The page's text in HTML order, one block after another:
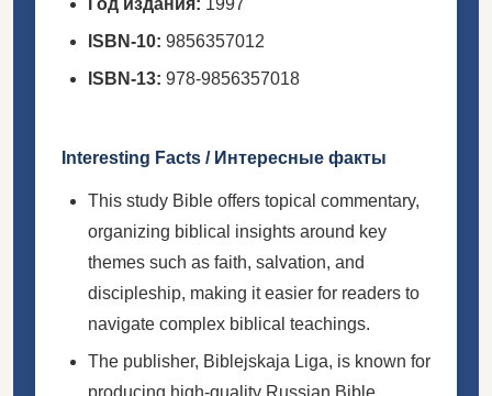
Год издания: 1997
ISBN-10: 9856357012
ISBN-13: 978-9856357018
Interesting Facts / Интересные факты
This study Bible offers topical commentary,
organizing biblical insights around key
themes such as faith, salvation, and
discipleship, making it easier for readers to
navigate complex biblical teachings.
The publisher, Biblejskaja Liga, is known for
producing high-quality Russian Bible